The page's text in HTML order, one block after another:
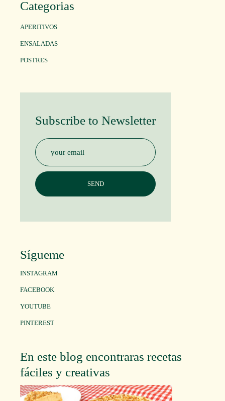
Categorias
APERITIVOS
ENSALADAS
POSTRES
Subscribe to Newsletter
Sígueme
INSTAGRAM
FACEBOOK
YOUTUBE
PINTEREST
En este blog encontraras recetas
fáciles y creativas